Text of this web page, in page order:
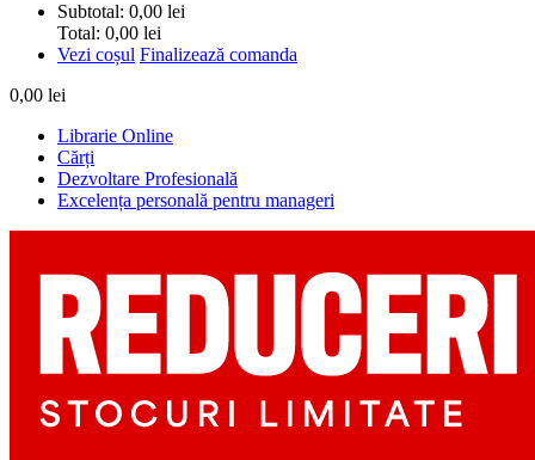
Subtotal: 0,00 lei
Total: 0,00 lei
Vezi coșul Finalizează comanda
0,00 lei
Librarie Online
Cărți
Dezvoltare Profesională
Excelența personală pentru manageri